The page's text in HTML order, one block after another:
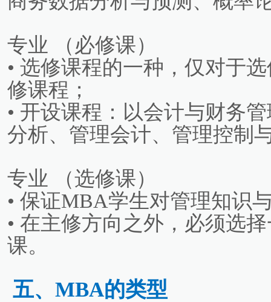
专业 （必修课）
• 选修课程的一种，仅对于
修课程；
• 开设课程：以会计与财务
分析、管理会计、管理控制
专业 （选修课）
• 保证MBA学生对管理知识
• 在主修方向之外，必须选
课。
五、MBA的类型